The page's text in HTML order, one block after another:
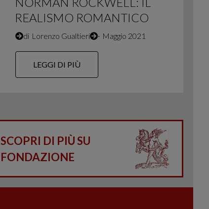
REALISMO ROMANTICO
di Lorenzo Gualtieri ∙ Maggio 2021
LEGGI DI PIÙ
SCOPRI DI PIÙ SU
FONDAZIONE